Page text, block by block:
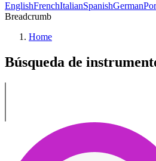
EnglishFrenchItalianSpanishGerman
Breadcrumb
Home
Búsqueda de